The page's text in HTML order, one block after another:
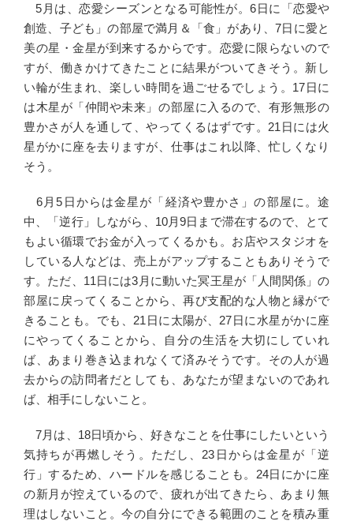
5月は、恋愛シーズンとなる可能性が。6日に「恋愛や
創造、子ども」の部屋で満月＆「食」があり、7日に愛と
美の星・金星が到来するからです。恋愛に限らないので
すが、働きかけてきたことに結果がついてきそう。新し
い輪が生まれ、楽しい時間を過ごせるでしょう。17日に
は木星が「仲間や未来」の部屋に入るので、有形無形の
豊かさが人を通して、やってくるはずです。21日には火
星がかに座を去りますが、仕事はこれ以降、忙しくなり
そう。
6月5日からは金星が「経済や豊かさ」の部屋に。途
中、「逆行」しながら、10月9日まで滞在するので、とて
もよい循環でお金が入ってくるかも。お店やスタジオを
している人などは、売上がアップすることもありそうで
す。ただ、11日には3月に動いた冥王星が「人間関係」の
部屋に戻ってくることから、再び支配的な人物と縁がで
きることも。でも、21日に太陽が、27日に水星がかに座
にやってくることから、自分の生活を大切にしていれ
ば、あまり巻き込まれなくて済みそうです。その人が過
去からの訪問者だとしても、あなたが望まないのであれ
ば、相手にしないこと。
7月は、18日頃から、好きなことを仕事にしたいという
気持ちが再燃しそう。ただし、23日からは金星が「逆
行」するため、ハードルを感じることも。24日にかに座
の新月が控えているので、疲れが出てきたら、あまり無
理はしないこと。今の自分にできる範囲のことを積み重